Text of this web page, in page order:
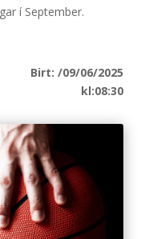
í September.
Birt: /09/06/2025
kl:08:30